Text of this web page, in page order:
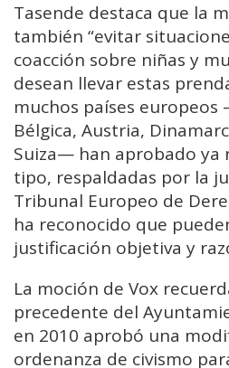
Tasende destaca que la
también “evitar
coacción sobre niñas y
desean llevar estas
muchos países europeos
Bélgica, Austria,
Suiza— han aprobado ya
tipo, respaldadas por la
Tribunal Europeo de
ha reconocido que
justificación objetiva y
La moción de Vox
precedente del
en 2010 aprobó una
ordenanza de civismo